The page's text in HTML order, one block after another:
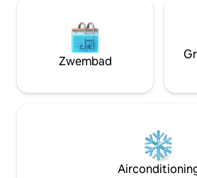
Zwembad